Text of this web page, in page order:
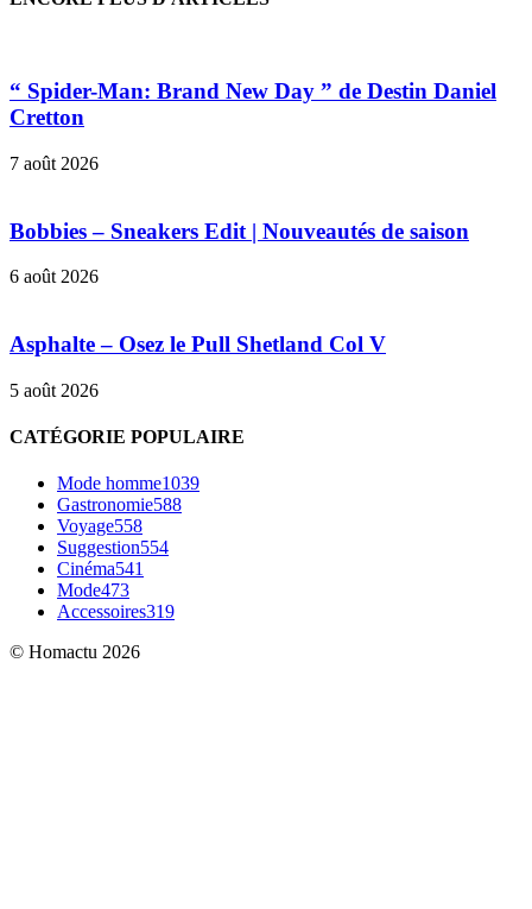
“ Spider-Man: Brand New Day ” de Destin Daniel
Cretton
7 août 2026
Bobbies – Sneakers Edit | Nouveautés de saison
6 août 2026
Asphalte – Osez le Pull Shetland Col V
5 août 2026
CATÉGORIE POPULAIRE
Mode homme1039
Gastronomie588
Voyage558
Suggestion554
Cinéma541
Mode473
Accessoires319
© Homactu 2026